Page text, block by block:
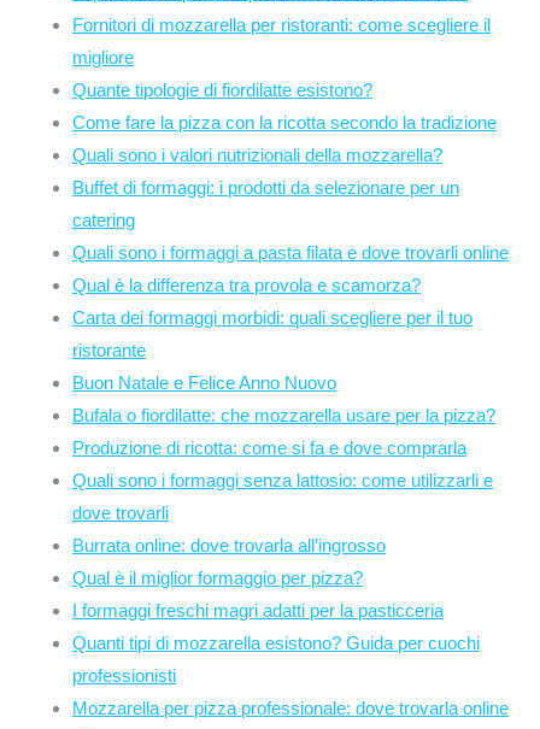
Fornitori di mozzarella per ristoranti: come scegliere il
migliore
Quante tipologie di fiordilatte esistono?
Come fare la pizza con la ricotta secondo la tradizione
Quali sono i valori nutrizionali della mozzarella?
Buffet di formaggi: i prodotti da selezionare per un
catering
Quali sono i formaggi a pasta filata e dove trovarli online
Qual è la differenza tra provola e scamorza?
Carta dei formaggi morbidi: quali scegliere per il tuo
ristorante
Buon Natale e Felice Anno Nuovo
Bufala o fiordilatte: che mozzarella usare per la pizza?
Produzione di ricotta: come si fa e dove comprarla
Quali sono i formaggi senza lattosio: come utilizzarli e
dove trovarli
Burrata online: dove trovarla all’ingrosso
Qual è il miglior formaggio per pizza?
I formaggi freschi magri adatti per la pasticceria
Quanti tipi di mozzarella esistono? Guida per cuochi
professionisti
Mozzarella per pizza professionale: dove trovarla online